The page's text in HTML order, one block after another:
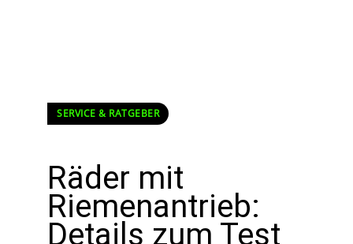
SERVICE & RATGEBER
Räder mit
Riemenantrieb:
Details zum Test